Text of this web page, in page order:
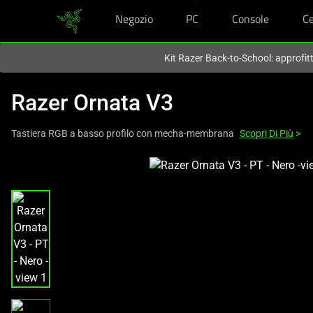
Negozio PC Console
Kit Razer Back-to-School:
Razer Ornata V3
Tastiera RGB a basso profilo con mecha-membrana Scopri Di Più >
a
carousel
with
one
large
image
and